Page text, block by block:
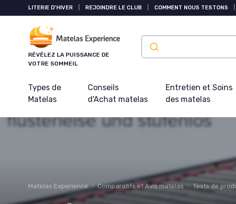
LITERIE D'HIVER REJOINDRE LE CLUB COMMENT NOUS TESTONS
RÉVÉLEZ LA PUISSANCE DE
VOTRE SOMMEIL
Types de
Matelas
Conseils
d'Achat matelas
Entretien et Soins
des matelas
Matelas Experience Comparatifs et Avis matelas Tests de
Panneau de gestion des cookies